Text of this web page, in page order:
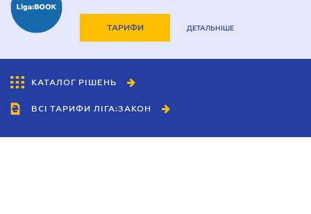
ТАРИФИ ДЕТАЛЬНІШЕ
КАТАЛОГ РІШЕНЬ
ВСІ ТАРИФИ ЛІГА:ЗАКОН